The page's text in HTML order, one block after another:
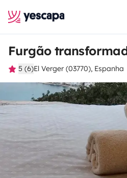
Furgão
5 (6)El Verger (03770), Espanha